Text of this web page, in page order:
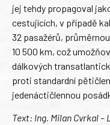
jej tehdy propagoval
cestujících, v případě
32 pasažérů,
10 500 km, což
dálkových
proti standardní
jedenáctičlennou
Text: Ing. Milan Cvrkal –